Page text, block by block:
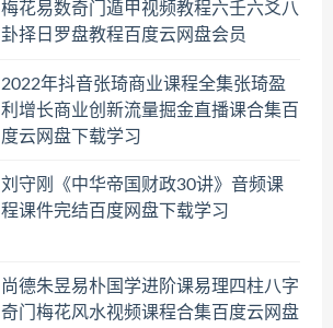
梅花易数奇门遁甲视频教程六壬六爻八
卦择日罗盘教程百度云网盘会员
2022年抖音张琦商业课程全集张琦盈
利增长商业创新流量掘金直播课合集百
度云网盘下载学习
刘守刚《中华帝国财政30讲》音频课
程课件完结百度网盘下载学习
尚德朱昱易朴国学进阶课易理四柱八字
奇门梅花风水视频课程合集百度云网盘